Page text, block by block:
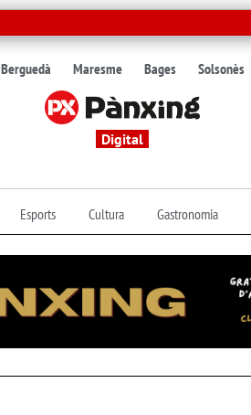
Berguedà Maresme Bages Solsonès
Digital
Esports Cultura Gastronomia